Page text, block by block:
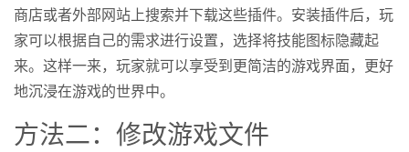
商店或者外部网站上搜索并下载这些插件。安装插件后，玩
家可以根据自己的需求进行设置，选择将技能图标隐藏起
来。这样一来，玩家就可以享受到更简洁的游戏界面，更好
地沉浸在游戏的世界中。
方法二：修改游戏文件